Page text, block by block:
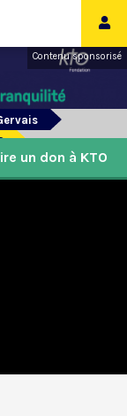
Contenu sponsorisé
un don à KTO